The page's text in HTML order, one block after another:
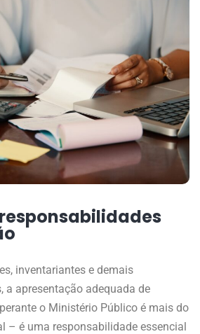
inventariantes e demais
a apresentação adequada de
o Ministério Público é mais do
– é uma responsabilidade essencial